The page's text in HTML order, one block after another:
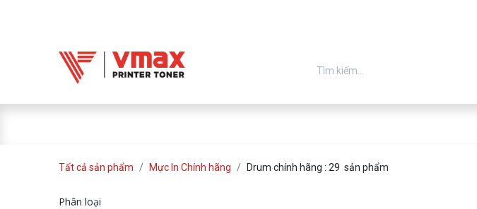
Tất cả sản phẩm Mực In Chính hãng Drum chính hãng : 29 sản phẩm
Phân loại